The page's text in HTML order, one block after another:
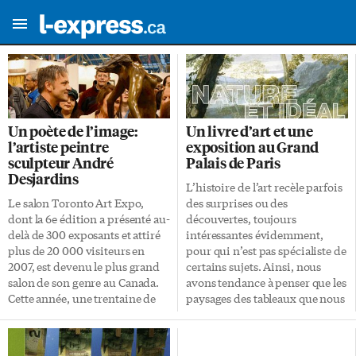
Un poète de l’image:
l’artiste peintre
sculpteur André
Desjardins
Le salon Toronto Art Expo,
dont la 6e édition a présenté au-
delà de 300 exposants et attiré
plus de 20 000 visiteurs en
2007, est devenu le plus grand
salon de son genre au Canada.
Cette année, une trentaine de
artistiques canadiens et
internationaux ont été conviés
Un livre d’art et une
exposition au Grand
Palais de Paris
L’histoire de l’art recèle parfois
des surprises ou des
découvertes, toujours
intéressantes évidemment,
pour qui n’est pas spécialiste de
certains sujets. Ainsi, nous
avons tendance à penser que les
paysages des tableaux que nous